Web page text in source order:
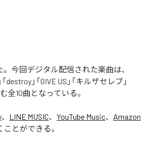
。今回デジタル配信された楽曲は、
destroy」「GIVE US」「キルザセレブ」
む全10曲となっている。
、 LINE MUSIC、 YouTube Music、 Amazon
とができる。